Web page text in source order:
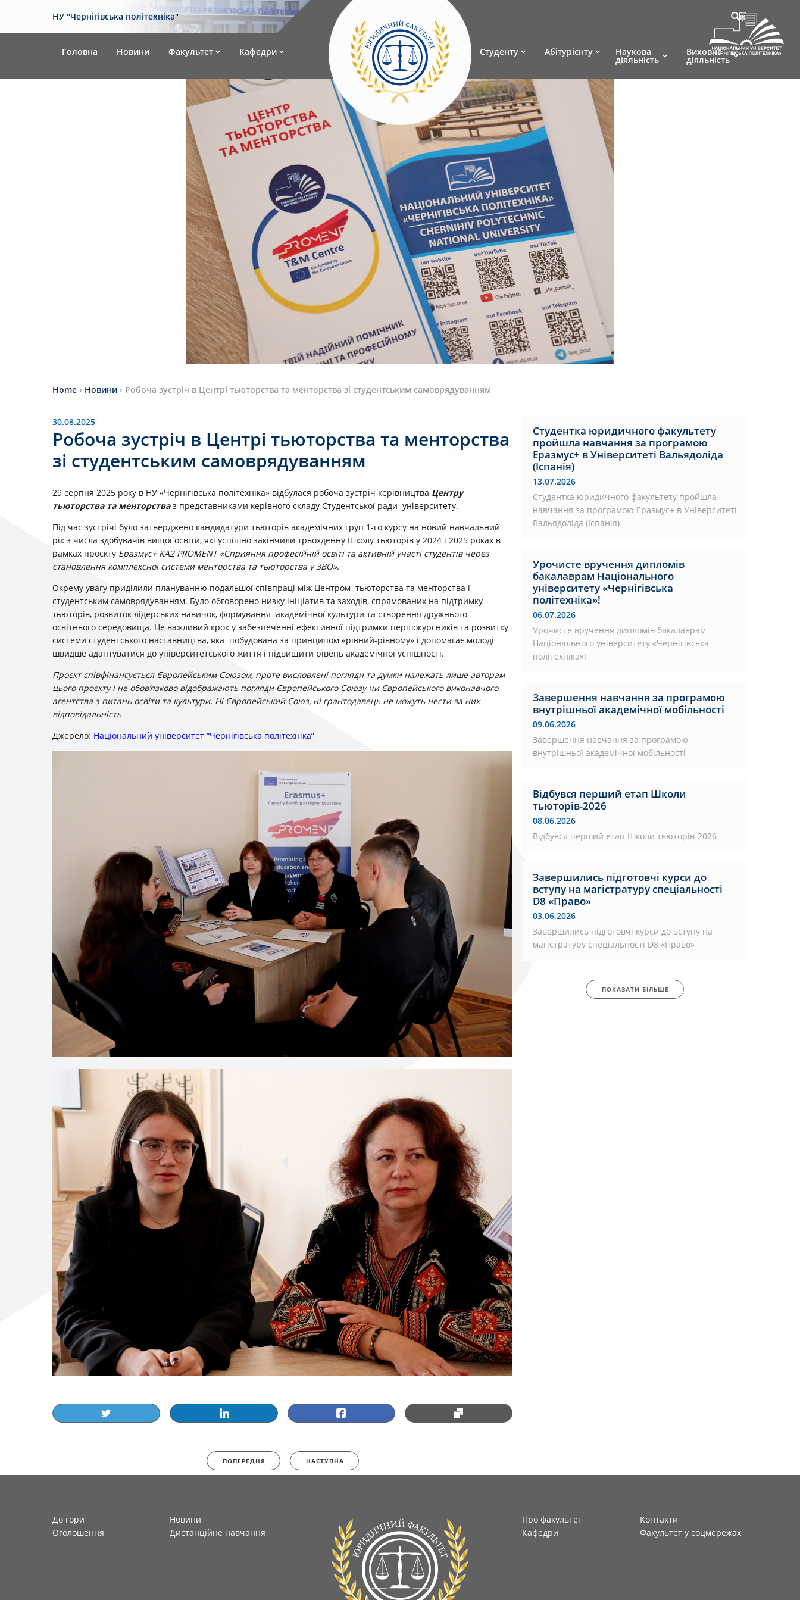
НУ "Чернігівська політехніка"
Головна Новини Факультет Кафедри Студенту Абітурієнту Наукова
діяльність
Виховна
діяльність
Home › Новини › Робоча зустріч в Центрі тьюторства та менторства зі студентським самоврядуванням
30.08.2025
Робоча зустріч в Центрі тьюторства та менторства
зі студентським самоврядуванням
29 серпня 2025 року в НУ «Чернігівська політехніка» відбулася робоча зустріч керівництва Центру
тьюторства та менторстваз представниками керівного складу Студентської ради університету.
Під час зустрічі було затверджено кандидатури тьюторів академічних груп 1-го курсу на новий навчальний
рік з числа здобувачів вищої освіти, які успішно закінчили трьохденну Школу тьюторів у 2024 і 2025 роках в
рамках проєкту Еразмус+ КА2 PROMENT «Сприяння професійній освіті та активній участі студентів через
становлення комплексної системи менторства та тьюторства у ЗВО».
Окрему увагу приділили плануванню подальшої співпраці між Центром тьюторства та менторства і
студентським самоврядуванням. Було обговорено низку ініціатив та заходів, спрямованих на підтримку
тьюторів, розвиток лідерських навичок, формування академічної культури та створення дружнього
освітнього середовища. Це важливий крок у забезпеченні ефективної підтримки першокурсників та розвитку
системи студентського наставництва, яка побудована за принципом «рівний-рівному» і допомагає молоді
швидше адаптуватися до університетського життя і підвищити рівень академічної успішності.
Проєкт співфінансується Європейським Союзом, проте висловлені погляди та думки належать лише авторам
цього проєкту і не обов’язково відображають погляди Європейського Союзу чи Європейського виконавчого
агентства з питань освіти та культури. Ні Європейський Союз, ні грантодавець не можуть нести за них
відповідальність
Джерело: Національний університет “Чернігівська політехніка”
ПОПЕРЕДНЯ НАСТУПНА
Студентка юридичного факультету
пройшла навчання за програмою
Еразмус+ в Університеті Вальядоліда
(Іспанія)
13.07.2026
Студентка юридичного факультету пройшла
навчання за програмою Еразмус+ в Університеті
Вальядоліда (Іспанія)
Урочисте вручення дипломів
бакалаврам Національного
університету «Чернігівська
політехніка»!
06.07.2026
Урочисте вручення дипломів бакалаврам
Національного університету «Чернігівська
політехніка»!
Завершення навчання за програмою
внутрішньої академічної мобільності
09.06.2026
Завершення навчання за програмою
внутрішньої академічної мобільності
Відбувся перший етап Школи
тьюторів-2026
08.06.2026
Відбувся перший етап Школи тьюторів-2026
Завершились підготовчі курси до
вступу на магістратуру спеціальності
D8 «Право»
03.06.2026
Завершились підготовчі курси до вступу на
магістратуру спеціальності D8 «Право»
ПОКАЗАТИ БІЛЬШЕ
До гори
Новини
Оголошення
Дистанційне навчання
Про факультет
Контакти
Кафедри
Факультет у соцмережах